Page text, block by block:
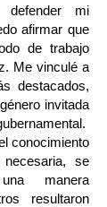
mi
afirmar que
de trabajo
Me vinculé a
destacados,
invitada
conocimiento
se
manera
resultaron